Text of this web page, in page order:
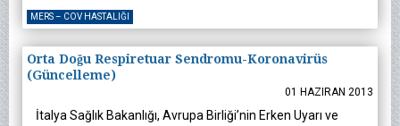
MERS – COV HASTALIĞI
Orta Doğu Respiretuar Sendromu-Koronavirüs
(Güncelleme)
01 HAZIRAN 2013
İtalya Sağlık Bakanlığı, Avrupa Birliği’nin Erken Uyarı ve